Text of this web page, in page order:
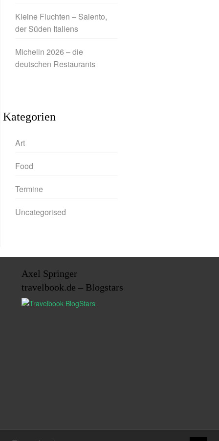
Kleine Fluchten – Salento,
der Süden Italiens
Michelin 2026 – die
deutschen Restaurants
Kategorien
Art
Food
Termine
Uncategorised
Axel Springer
travelbook.de – Blogstars
↑